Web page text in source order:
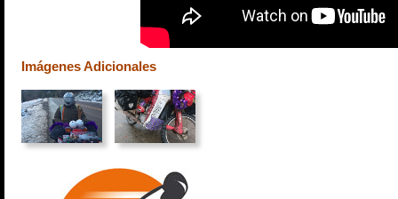
Imágenes Adicionales